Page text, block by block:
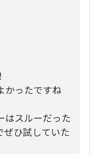
かったですね
はスルーだった
ぜひ試していた